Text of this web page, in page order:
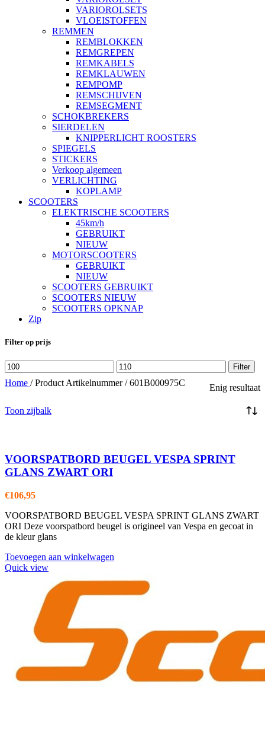
VARIOROLSETS
VLOEISTOFFEN
REMMEN
REMBLOKKEN
REMGREPEN
REMKABELS
REMKLAUWEN
REMPOMP
REMSCHIJVEN
REMSEGMENT
SCHOKBREKERS
SIERDELEN
KNIPPERLICHT ROOSTERS
SPIEGELS
STICKERS
Verkoop algemeen
VERLICHTING
KOPLAMP
SCOOTERS
ELEKTRISCHE SCOOTERS
45km/h
GEBRUIKT
NIEUW
MOTORSCOOTERS
GEBRUIKT
NIEUW
SCOOTERS GEBRUIKT
SCOOTERS NIEUW
SCOOTERS OPKNAP
Zip
Filter op prijs
Min.
prijs
Max.
prijs
Filter
Home / Product Artikelnummer/ 601B000975C Enig resultaat
Toon zijbalk
VOORSPATBORD BEUGEL VESPA SPRINT
GLANS ZWART ORI
€106,95
VOORSPATBORD BEUGEL VESPA SPRINT GLANS ZWART
ORI Deze voorspatbord beugel is origineel van Vespa en gecoat in
de kleur glans
Toevoegen aan winkelwagen
Quick view